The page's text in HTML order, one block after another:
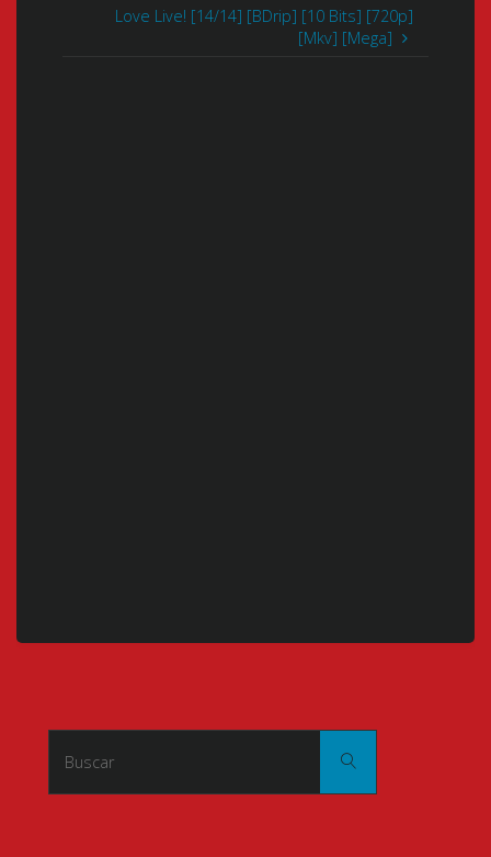
Love Live! [14/14] [BDrip] [10 Bits] [720p]
[Mkv] [Mega]
Buscar